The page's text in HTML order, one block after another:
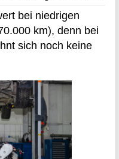
bei niedrigen
km), denn bei
sich noch keine